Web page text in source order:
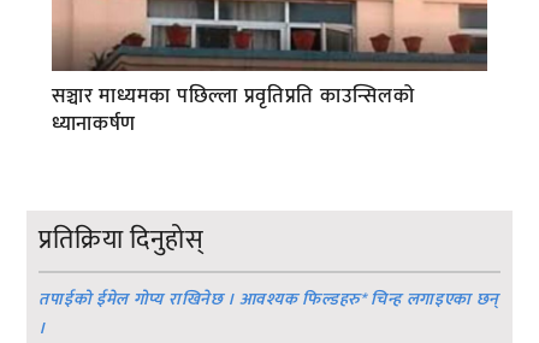
सञ्चार माध्यमका पछिल्ला प्रवृतिप्रति काउन्सिलको
ध्यानाकर्षण
प्रतिक्रिया दिनुहोस्
तपाईको ईमेल गोप्य राखिनेछ । आवश्यक फिल्डहरु*चिन्ह लगाइएका छन्
।